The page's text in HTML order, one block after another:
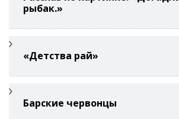
рыбак.»
«Детства рай»
Барские червонцы